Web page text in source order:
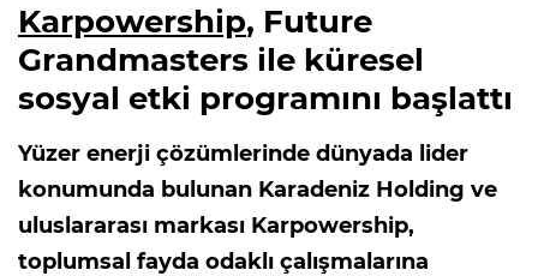
Karpowership, Future
Grandmasters ile küresel
sosyal etki programını başlattı
Yüzer enerji çözümlerinde dünyada lider
konumunda bulunan Karadeniz Holding ve
uluslararası markası Karpowership,
toplumsal fayda odaklı çalışmalarına